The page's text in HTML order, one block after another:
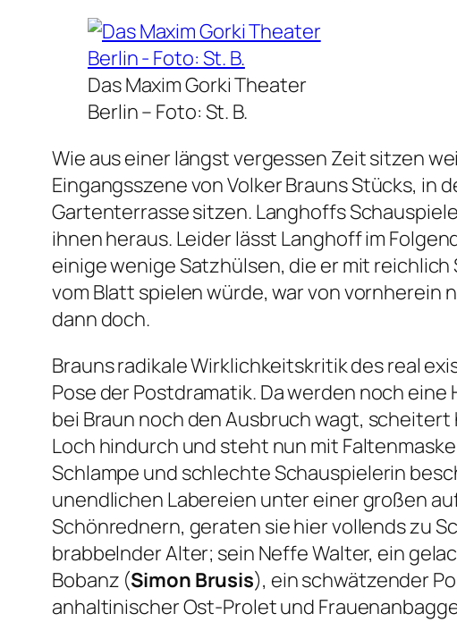
Das Maxim Gorki Theater
Berlin – Foto: St. B.
Wie aus einer längst vergessen Zeit sitzen
Eingangsszene von Volker Brauns Stücks,
Gartenterrasse sitzen. Langhoffs
ihnen heraus. Leider lässt Langhoff im
einige wenige Satzhülsen, die er mit
vom Blatt spielen würde, war von vornherein
dann doch.
Brauns radikale Wirklichkeitskritik des real
Pose der Postdramatik. Da werden noch
bei Braun noch den Ausbruch wagt,
Loch hindurch und steht nun mit
Schlampe und schlechte Schauspielerin
unendlichen Labereien unter einer großen
Schönrednern, geraten sie hier vollends zu
brabbelnder Alter; sein Neffe Walter, ein
Bobanz (Simon Brusis), ein schwätzender
anhaltinischer Ost-Prolet und